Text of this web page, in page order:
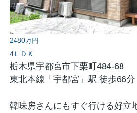
2480万円
4ＬＤＫ
栃木県宇都宮市下栗町484-68
東北本線「宇都宮」駅 徒歩66分
韓味房さんにもすぐ行ける好立